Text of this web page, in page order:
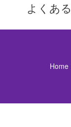
よくあ
Home